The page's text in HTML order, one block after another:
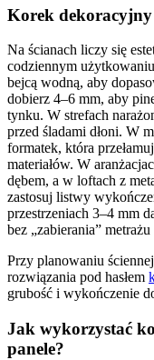
Korek
Na ścianach liczy się
codziennym
bejcą wodną, aby
dobierz 4–6 mm, aby
tynku. W strefach
przed śladami dłoni. W
formatek, która
materiałów. W
dębem, a w loftach z
zastosuj listwy
przestrzeniach 3–4 mm
bez „zabierania”
Przy planowaniu
rozwiązania pod hasłem
grubość i wykończenie
Jak wykorzystać
panele?